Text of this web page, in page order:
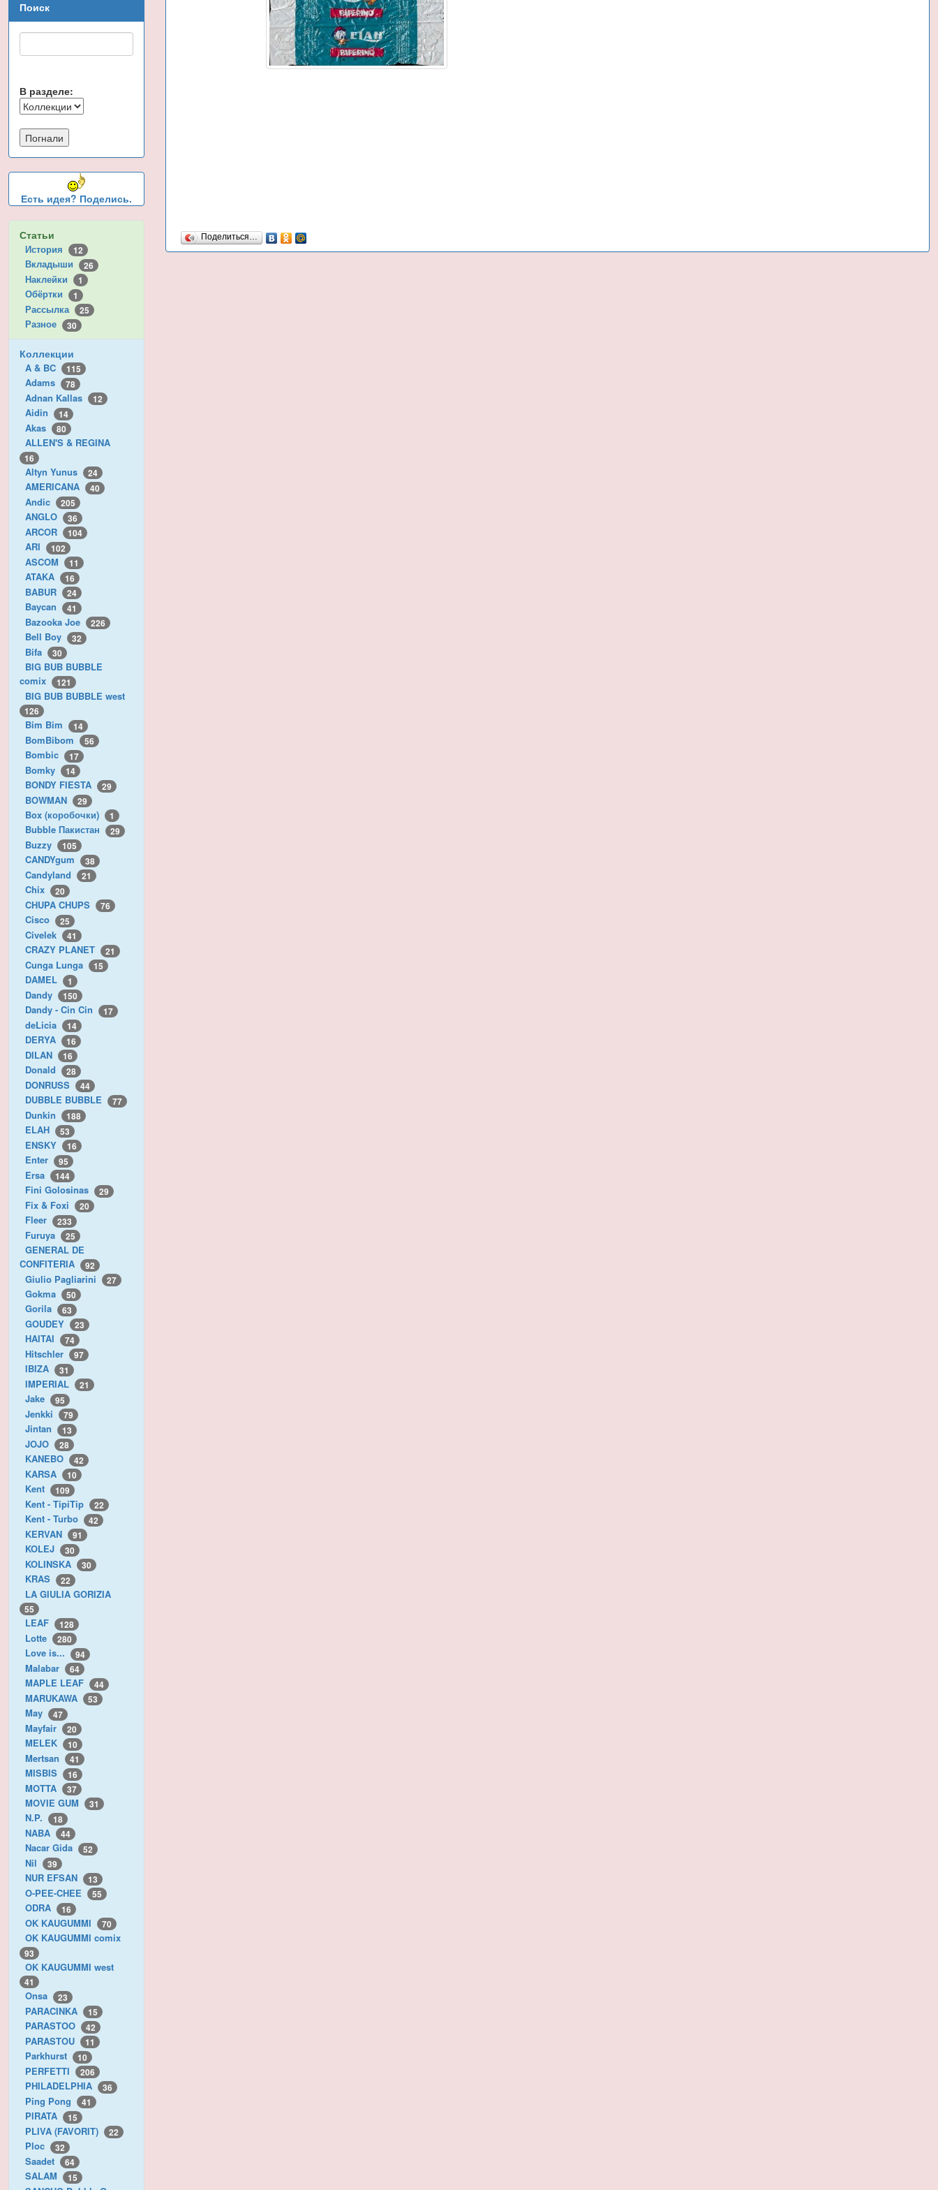
Поиск
В разделе:
Есть идея? Поделись.
Статьи
История 12
Вкладыши 26
Наклейки 1
Обёртки 1
Рассылка 25
Разное 30
Коллекции
A & BC 115
Adams 78
Adnan Kallas 12
Aidin 14
Akas 80
ALLEN'S & REGINA
16
Altyn Yunus 24
AMERICANA 40
Andic 205
ANGLO 36
ARCOR 104
ARI 102
ASCOM 11
ATAKA 16
BABUR 24
Baycan 41
Bazooka Joe 226
Bell Boy 32
Bifa 30
BIG BUB BUBBLE
comix
121
BIG BUB BUBBLE west
126
Bim Bim 14
BomBibom 56
Bombic 17
Bomky 14
BONDY FIESTA 29
BOWMAN 29
Box (коробочки) 1
Bubble Пакистан 29
Buzzy 105
CANDYgum 38
Candyland 21
Chix 20
CHUPA CHUPS 76
Cisco 25
Civelek 41
CRAZY PLANET 21
Cunga Lunga 15
DAMEL 1
Dandy 150
Dandy - Cin Cin 17
deLicia 14
DERYA 16
DILAN 16
Donald 28
DONRUSS 44
DUBBLE BUBBLE 77
Dunkin 188
ELAH 53
ENSKY 16
Enter 95
Ersa 144
Fini Golosinas 29
Fix & Foxi 20
Fleer 233
Furuya 25
GENERAL DE
CONFITERIA
92
Giulio Pagliarini 27
Gokma 50
Gorila 63
GOUDEY 23
HAITAI 74
Hitschler 97
IBIZA 31
IMPERIAL 21
Jake 95
Jenkki 79
Jintan 13
JOJO 28
KANEBO 42
KARSA 10
Kent 109
Kent - TipiTip 22
Kent - Turbo 42
KERVAN 91
KOLEJ 30
KOLINSKA 30
KRAS 22
LA GIULIA GORIZIA
55
LEAF 128
Lotte 280
Love is... 94
Malabar 64
MAPLE LEAF 44
MARUKAWA 53
May 47
Mayfair 20
MELEK 10
Mertsan 41
MISBIS 16
MOTTA 37
MOVIE GUM 31
N.P. 18
NABA 44
Nacar Gida 52
Nil 39
NUR EFSAN 13
O-PEE-CHEE 55
ODRA 16
OK KAUGUMMI 70
OK KAUGUMMI comix
93
OK KAUGUMMI west
41
Onsa 23
PARACINKA 15
PARASTOO 42
PARASTOU 11
Parkhurst 10
PERFETTI 206
PHILADELPHIA 36
Ping Pong 41
PIRATA 15
PLIVA (FAVORIT) 22
Ploc 32
Saadet 64
SALAM 15
Поделиться…